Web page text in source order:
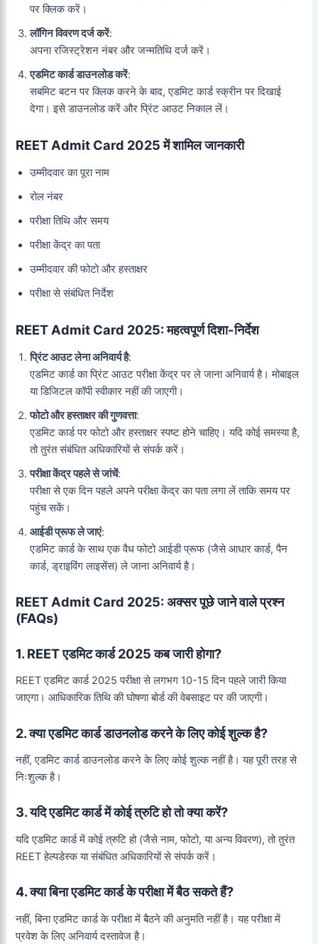
पर क्लिक करें।
लॉगिन विवरण दर्ज करें:
अपना रजिस्ट्रेशन नंबर और जन्मतिथि दर्ज करें।
एडमिट कार्ड डाउनलोड करें:
सबमिट बटन पर क्लिक करने के बाद, एडमिट कार्ड स्क्रीन पर दिखाई
देगा। इसे डाउनलोड करें और प्रिंट आउट निकाल लें।
REET Admit Card 2025 में शामिल जानकारी
उम्मीदवार का पूरा नाम
रोल नंबर
परीक्षा तिथि और समय
परीक्षा केंद्र का पता
उम्मीदवार की फोटो और हस्ताक्षर
परीक्षा से संबंधित निर्देश
REET Admit Card 2025: महत्वपूर्ण दिशा-निर्देश
प्रिंट आउट लेना अनिवार्य है:
एडमिट कार्ड का प्रिंट आउट परीक्षा केंद्र पर ले जाना अनिवार्य है। मोबाइल
या डिजिटल कॉपी स्वीकार नहीं की जाएगी।
फोटो और हस्ताक्षर की गुणवत्ता:
एडमिट कार्ड पर फोटो और हस्ताक्षर स्पष्ट होने चाहिए। यदि कोई समस्या है,
तो तुरंत संबंधित अधिकारियों से संपर्क करें।
परीक्षा केंद्र पहले से जांचें:
परीक्षा से एक दिन पहले अपने परीक्षा केंद्र का पता लगा लें ताकि समय पर
पहुंच सकें।
आईडी प्रूफ ले जाएं:
एडमिट कार्ड के साथ एक वैध फोटो आईडी प्रूफ (जैसे आधार कार्ड, पैन
कार्ड, ड्राइविंग लाइसेंस) ले जाना अनिवार्य है।
REET Admit Card 2025: अक्सर पूछे जाने वाले प्रश्न
(FAQs)
1. REET एडमिट कार्ड 2025 कब जारी होगा?
REET एडमिट कार्ड 2025 परीक्षा से लगभग 10-15 दिन पहले जारी किया
जाएगा। आधिकारिक तिथि की घोषणा बोर्ड की वेबसाइट पर की जाएगी।
2. क्या एडमिट कार्ड डाउनलोड करने के लिए कोई शुल्क है?
नहीं, एडमिट कार्ड डाउनलोड करने के लिए कोई शुल्क नहीं है। यह पूरी तरह से
निःशुल्क है।
3. यदि एडमिट कार्ड में कोई त्रुटि हो तो क्या करें?
यदि एडमिट कार्ड में कोई त्रुटि हो (जैसे नाम, फोटो, या अन्य विवरण), तो तुरंत
REET हेल्पडेस्क या संबंधित अधिकारियों से संपर्क करें।
4. क्या बिना एडमिट कार्ड के परीक्षा में बैठ सकते हैं?
नहीं, बिना एडमिट कार्ड के परीक्षा में बैठने की अनुमति नहीं है। यह परीक्षा में
प्रवेश के लिए अनिवार्य दस्तावेज है।